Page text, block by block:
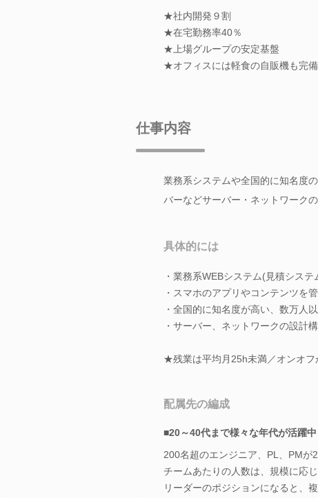
★社内開発９割
★在宅勤務率40％
★上場グループの安定基盤
★オフィスには軽食の自販機も完備
仕事内容
業務系システムや全国的に知名度
バーなどサーバー・ネットワーク
具体的には
・業務系WEBシステム(見積シス
・スマホのアプリやコンテンツを
・全国的に知名度が高い、数万人
・サーバー、ネットワークの設計
★残業は平均月25h未満／オンオフ
配属先の編成
■20～40代まで様々な年代が活躍中
200名超のエンジニア、PL、PMが
チームあたりの人数は、規模に応じ
リーダーのポジションになると、